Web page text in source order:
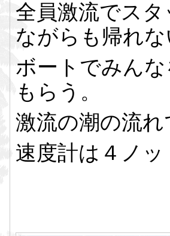
全員激流でス
ながらも帰れ
ボートでみん
もらう。
激流の潮の流
速度計は４ノ